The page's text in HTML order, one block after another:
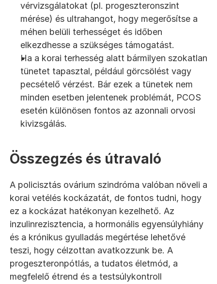
vérvizsgálatokat (pl. progeszteronszint
mérése) és ultrahangot, hogy megerősítse a
méhen belüli terhességet és időben
elkezdhesse a szükséges támogatást.
Ha a korai terhesség alatt bármilyen szokatlan
tünetet tapasztal, például görcsölést vagy
pecsételő vérzést. Bár ezek a tünetek nem
minden esetben jelentenek problémát, PCOS
esetén különösen fontos az azonnali orvosi
kivizsgálás.
Összegzés és útravaló
A policisztás ovárium szindróma valóban növeli a
korai vetélés kockázatát, de fontos tudni, hogy
ez a kockázat hatékonyan kezelhető. Az
inzulinrezisztencia, a hormonális egyensúlyhiány
és a krónikus gyulladás megértése lehetővé
teszi, hogy célzottan avatkozzunk be. A
progeszteronpótlás, a tudatos életmód, a
megfelelő étrend és a testsúlykontroll